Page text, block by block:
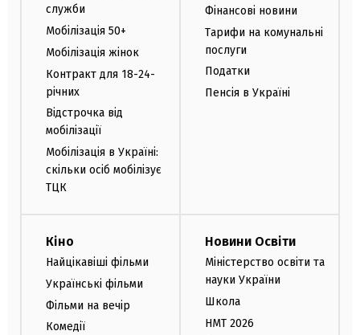
служби
Мобілізація 50+
Мобілізація жінок
Контракт для 18-24-
річних
Відстрочка від
мобілізації
Мобілізація в Україні:
скільки осіб мобілізує
ТЦК
Фінансові новини
Тарифи на комунальні
послуги
Податки
Пенсія в Україні
Кіно
Найцікавіші фільми
Українські фільми
Фільми на вечір
Комедії
Новини Освіти
Міністерство освіти та
науки України
Школа
НМТ 2026